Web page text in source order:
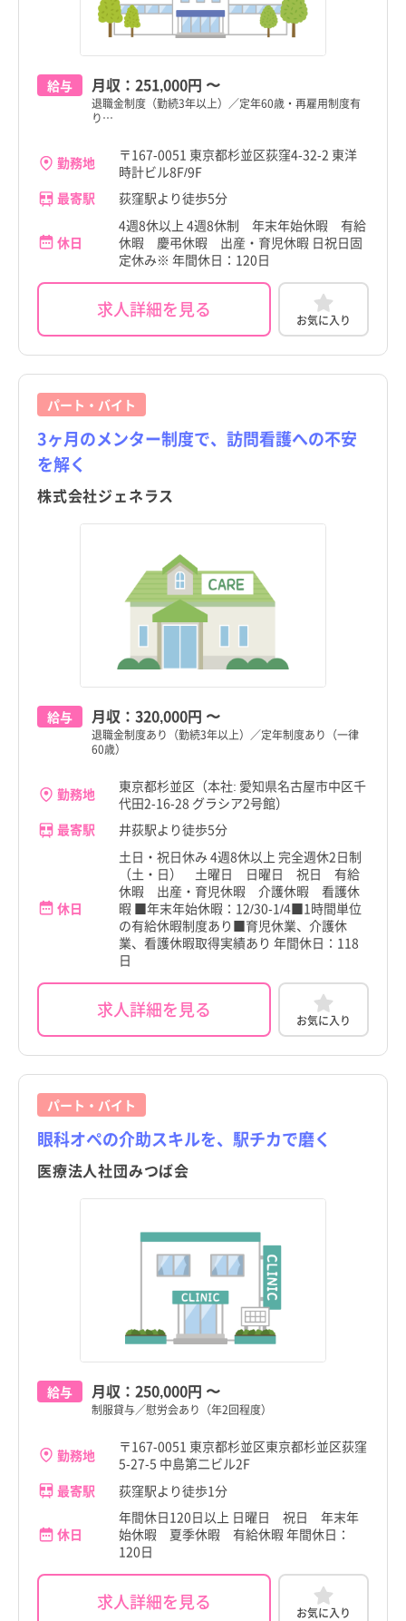
給与 月収： 251,000円 〜
退職金制度（勤続3年以上）／定年60歳・再雇用制度有
り…
勤務地
〒167-0051 東京都杉並区荻窪4-32-2 東洋
時計ビル8F/9F
最寄駅
荻窪駅より徒歩5分
休日
4週8休以上 4週8休制 年末年始休暇 有給
休暇 慶弔休暇 出産・育児休暇 日祝日固
定休み※ 年間休日：120日
求人詳細を見る お気に入り
パート・バイト
3ヶ月のメンター制度で、訪問看護への不安
を解く
株式会社ジェネラス
給与 月収： 320,000円 〜
退職金制度あり（勤続3年以上）／定年制度あり（一律
60歳）
勤務地
東京都杉並区（本社: 愛知県名古屋市中区千
代田2-16-28 グラシア2号館）
最寄駅
井荻駅より徒歩5分
休日
土日・祝日休み 4週8休以上 完全週休2日制
（土・日） 土曜日 日曜日 祝日 有給
休暇 出産・育児休暇 介護休暇 看護休
暇 ■年末年始休暇：12/30-1/4■1時間単位
の有給休暇制度あり■育児休業、介護休
業、看護休暇取得実績あり 年間休日：118
日
求人詳細を見る お気に入り
パート・バイト
眼科オペの介助スキルを、駅チカで磨く
医療法人社団みつば会
給与 月収： 250,000円 〜
制服貸与／慰労会あり（年2回程度）
勤務地
〒167-0051 東京都杉並区東京都杉並区荻窪
5-27-5 中島第二ビル2F
最寄駅
荻窪駅より徒歩1分
休日
年間休日120日以上 日曜日 祝日 年末年
始休暇 夏季休暇 有給休暇 年間休日：
120日
求人詳細を見る お気に入り